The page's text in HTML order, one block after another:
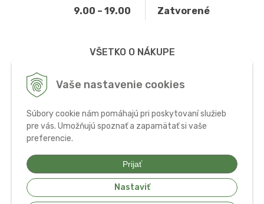
Vaše nastavenie cookies
Súbory cookie nám pomáhajú pri poskytovaní služieb
pre vás. Umožňujú spoznať a zapamätať si vaše
preferencie.
Prijať
Nastaviť
9.00 – 19.00
Zatvorené
VŠETKO O NÁKUPE
Ochrana osobných údajov